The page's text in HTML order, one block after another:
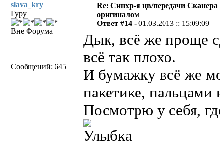
slava_kry
Гуру
Вне Форума
Сообщений: 645
Re: Синхр-я цв/передачи
оригиналом
Ответ #14 -01.03.2013 :: 15:09:09
Дык, всё же проще
всё так плохо.
И бумажку всё же
пакетике, пальцами
Посмотрю у себя,